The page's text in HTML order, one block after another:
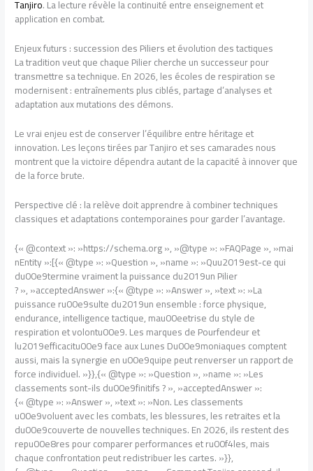
Tanjiro. La lecture révèle la continuité entre enseignement et
application en combat.
Enjeux futurs : succession des Piliers et évolution des tactiques
La tradition veut que chaque Pilier cherche un successeur pour
transmettre sa technique. En 2026, les écoles de respiration se
modernisent : entraînements plus ciblés, partage d’analyses et
adaptation aux mutations des démons.
Le vrai enjeu est de conserver l’équilibre entre héritage et
innovation. Les leçons tirées par Tanjiro et ses camarades nous
montrent que la victoire dépendra autant de la capacité à innover que
de la force brute.
Perspective clé : la relève doit apprendre à combiner techniques
classiques et adaptations contemporaines pour garder l’avantage.
{« @context »: »https://schema.org », »@type »: »FAQPage », »mai
nEntity »:[{« @type »: »Question », »name »: »Quu2019est-ce qui
du00e9termine vraiment la puissance du2019un Pilier
? », »acceptedAnswer »:{« @type »: »Answer », »text »: »La
puissance ru00e9sulte du2019un ensemble : force physique,
endurance, intelligence tactique, mau00eetrise du style de
respiration et volontu00e9. Les marques de Pourfendeur et
lu2019efficacitu00e9 face aux Lunes Du00e9moniaques comptent
aussi, mais la synergie en u00e9quipe peut renverser un rapport de
force individuel. »}},{« @type »: »Question », »name »: »Les
classements sont-ils du00e9finitifs ? », »acceptedAnswer »:
{« @type »: »Answer », »text »: »Non. Les classements
u00e9voluent avec les combats, les blessures, les retraites et la
du00e9couverte de nouvelles techniques. En 2026, ils restent des
repu00e8res pour comparer performances et ru00f4les, mais
chaque confrontation peut redistribuer les cartes. »}},